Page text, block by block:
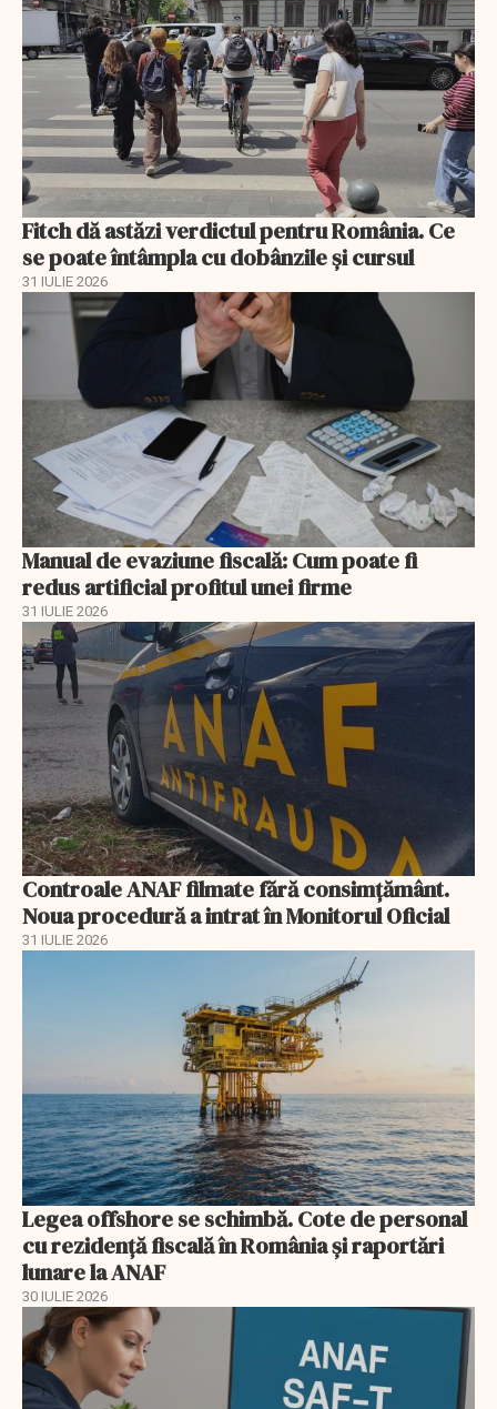
Fitch dă astăzi verdictul pentru România. Ce
se poate întâmpla cu dobânzile și cursul
31 IULIE 2026
Manual de evaziune fiscală: Cum poate fi
redus artificial profitul unei firme
31 IULIE 2026
Controale ANAF filmate fără consimțământ.
Noua procedură a intrat în Monitorul Oficial
31 IULIE 2026
Legea offshore se schimbă. Cote de personal
cu rezidență fiscală în România și raportări
lunare la ANAF
30 IULIE 2026